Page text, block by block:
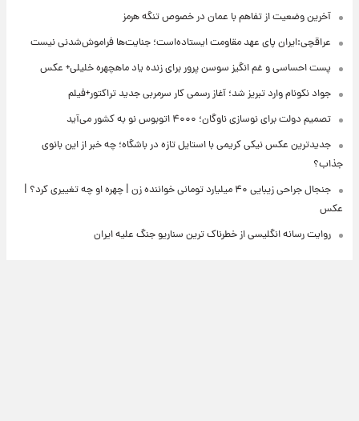
آخرین وضعیت از تفاهم با عمان در خصوص تنگه هرمز
عراقچی:ایران پای عهد مقاومت ایستاده‌است؛ جنایت‌ها فراموش‌شدنی نیست
پست احساسی و غم انگیز سوسن پرور برای زنده یاد ماهچهره خلیلی+ عکس
جواد نکونام وارد تبریز شد؛ آغاز رسمی کار سرمربی جدید تراکتور+فیلم
تصمیم دولت برای نوسازی ناوگان؛ ۴۰۰۰ اتوبوس نو به کشور می‌آید
جدیدترین عکس نیکی کریمی با استایل تازه در باشگاه؛ چه خبر از این بانوی
جذاب؟
جنجال جراحی زیبایی ۴۰ میلیارد تومانی خواننده زن | چهره او چه تغییری کرد؟ |
عکس
روایت رسانه انگلیسی از خطرناک ترین سناریو جنگ علیه ایران